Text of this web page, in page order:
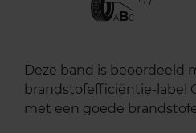
ABC
Deze band is beoordeeld
brandstofefficiëntie-label
met een goede